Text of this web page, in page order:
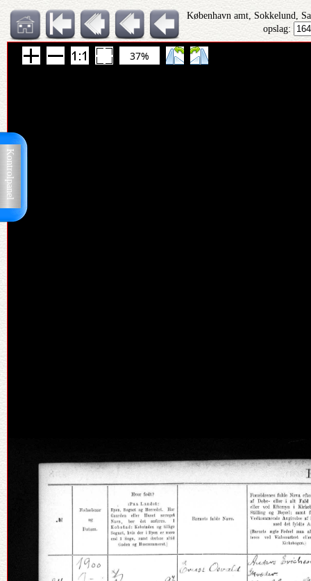
Kontrolpanel
København amt, Sokkelund,
opslag:
37%